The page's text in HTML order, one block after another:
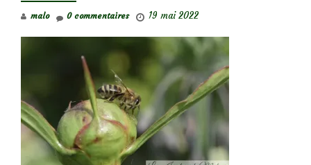
malo 19 mai 2022
0 commentaires